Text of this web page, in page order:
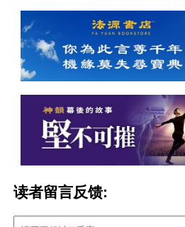
读者留言反馈: